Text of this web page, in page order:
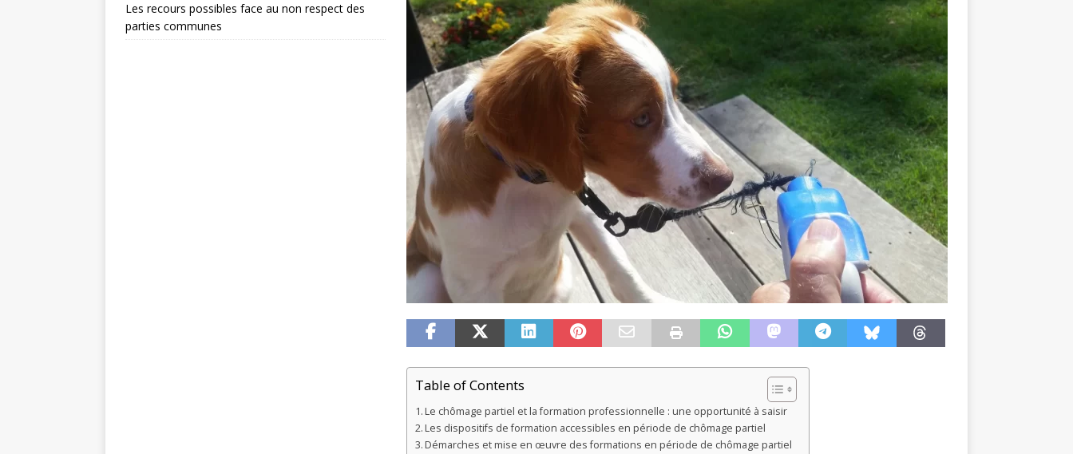
Table of Contents
Le chômage partiel et la formation professionnelle : une opportunité à saisir
Les dispositifs de formation accessibles en période de chômage partiel
Démarches et mise en œuvre des formations en période de chômage partiel
Les recours possibles face au non respect des
parties communes